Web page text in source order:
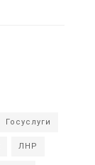
Госуслуги
ЛНР